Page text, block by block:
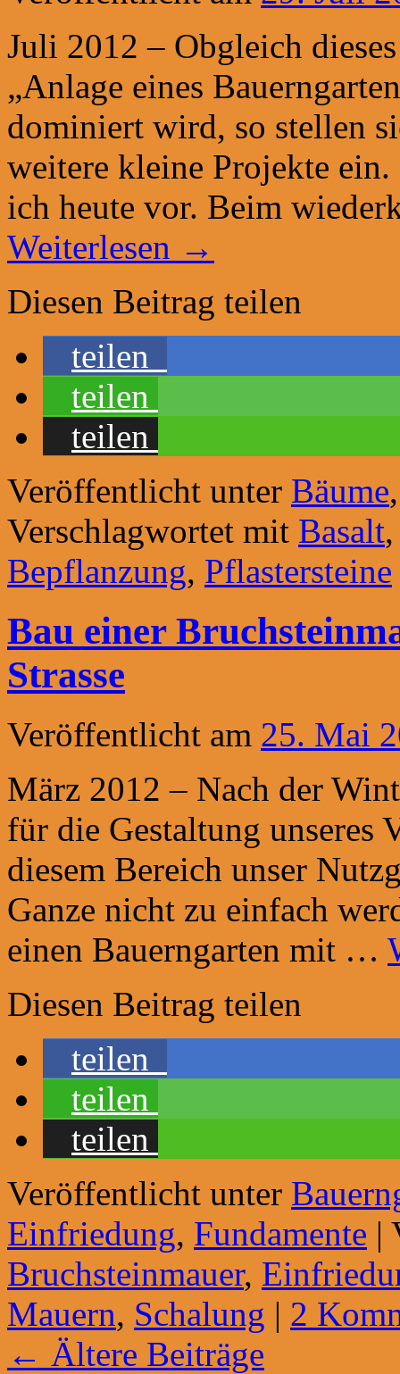
Juli 2012 – Obgleich
„Anlage eines
dominiert wird, so stellen
weitere kleine Projekte
ich heute vor. Beim
Weiterlesen →
Diesen Beitrag teilen
teilen
teilen
teilen
Veröffentlicht unter Bäume
Verschlagwortet mit Basalt
Bepflanzung, Pflastersteine
Bau einer
Strasse
Veröffentlicht am 25. Mai
März 2012 – Nach der
für die Gestaltung unseres
diesem Bereich unser
Ganze nicht zu einfach
einen Bauerngarten mit …
Diesen Beitrag teilen
teilen
teilen
teilen
Veröffentlicht unter
Einfriedung, Fundamente |
Bruchsteinmauer,
Mauern, Schalung | 2
← Ältere Beiträge